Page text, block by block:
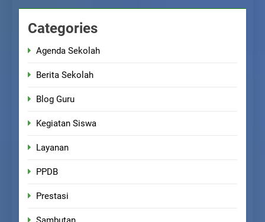
Categories
Agenda Sekolah
Berita Sekolah
Blog Guru
Kegiatan Siswa
Layanan
PPDB
Prestasi